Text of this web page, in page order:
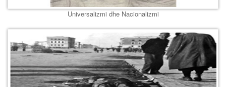
Universalizmi dhe Nacionalizmi